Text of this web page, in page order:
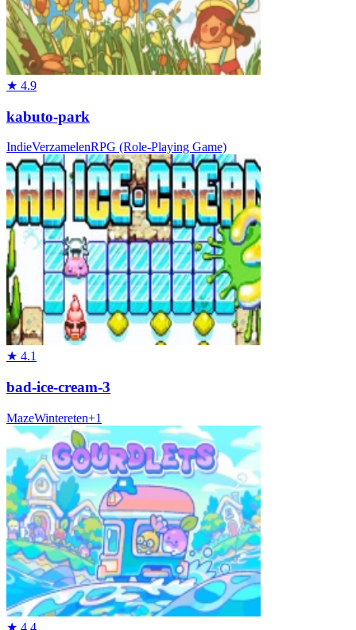
★ 4.9
kabuto-park
IndieVerzamelenRPG (Role-Playing Game)
★ 4.1
bad-ice-cream-3
MazeWintereten+1
★ 4.4